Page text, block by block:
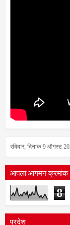
रविवार, दिनांक 9 ऑगस्ट
आपला आगमन क्रमांक
8